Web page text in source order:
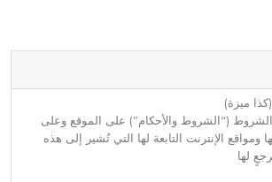
ميزة)
(“الشروط والأحكام”) على الموقع وعلى
ومواقع الإنترنت التابعة لها التي تُشير إلى هذه
لها